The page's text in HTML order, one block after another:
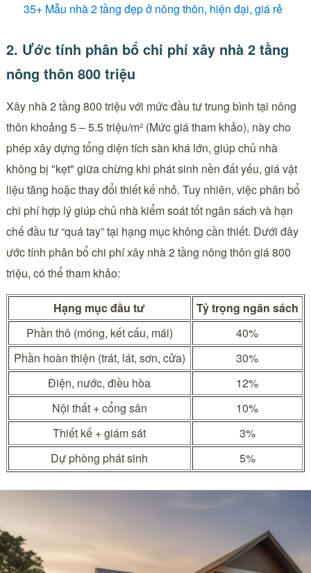
​35+ Mẫu nhà 2 tầng đẹp ở nông thôn, hiện đại, giá rẻ
2. Ước tính phân bổ chi phí xây nhà 2 tầng
nông thôn 800 triệu
Xây nhà 2 tầng 800 triệu với mức đầu tư trung bình tại nông
thôn khoảng 5 – 5.5 triệu/m² (Mức giá tham khảo), này cho
phép xây dựng tổng diện tích sàn khá lớn, giúp chủ nhà
không bị "kẹt" giữa chừng khi phát sinh nền đất yếu, giá vật
liệu tăng hoặc thay đổi thiết kế nhỏ. Tuy nhiên, việc phân bổ
chi phí hợp lý giúp chủ nhà kiểm soát tốt ngân sách và hạn
chế đầu tư “quá tay” tại hạng mục không cần thiết. Dưới đây
ước tính phân bổ chi phí xây nhà 2 tầng nông thôn giá 800
triệu, có thể tham khảo:
Hạng mục đầu tư
Tỷ trọng ngân sách
Phần thô (móng, kết cấu, mái)
40%
Phần hoàn thiện (trát, lát, sơn, cửa)
30%
Điện, nước, điều hòa
12%
Nội thất + cổng sân
10%
Thiết kế + giám sát
3%
Dự phòng phát sinh
5%